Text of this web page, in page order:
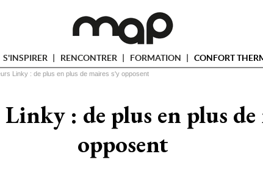
S'INSPIRER RENCONTRER FORMATION CONFORT
Linky : de plus en plus de maires s'y opposent
: de plus en plus de
opposent